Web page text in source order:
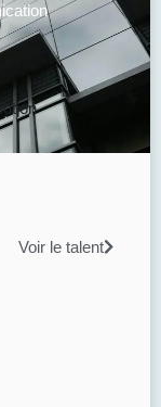
Voir le talent